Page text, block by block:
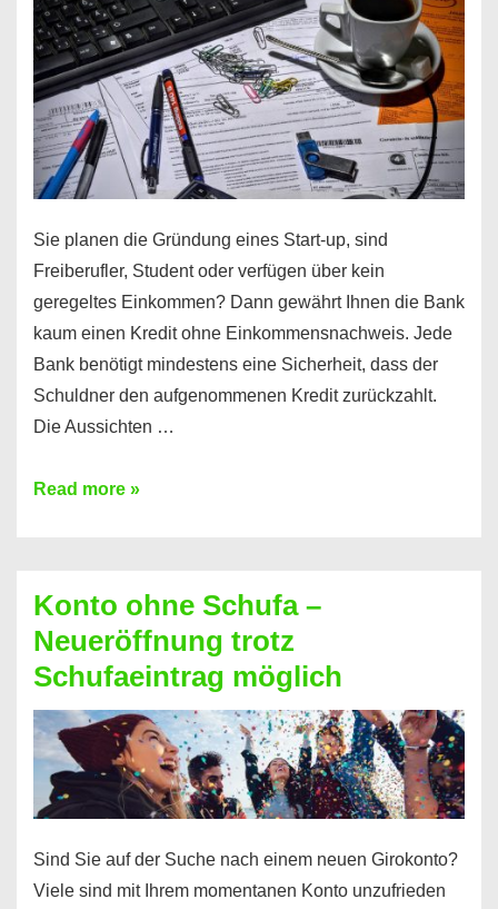
Sie planen die Gründung eines Start-up, sind
Freiberufler, Student oder verfügen über kein
geregeltes Einkommen? Dann gewährt Ihnen die Bank
kaum einen Kredit ohne Einkommensnachweis. Jede
Bank benötigt mindestens eine Sicherheit, dass der
Schuldner den aufgenommenen Kredit zurückzahlt.
Die Aussichten …
Mit
Sie
einen
Kredit
ohne
Einkommensnachweis
Read more »
Konto ohne Schufa –
Neueröffnung trotz
Schufaeintrag möglich
Sind Sie auf der Suche nach einem neuen Girokonto?
Viele sind mit Ihrem momentanen Konto unzufrieden